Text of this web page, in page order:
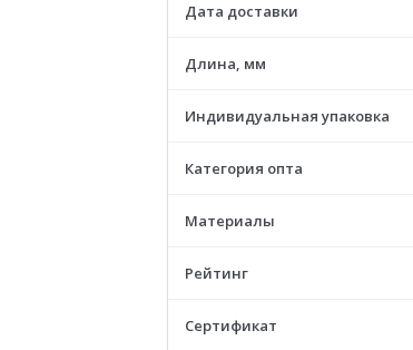
Дата доставки
Длина, мм
Индивидуальная упаковка
Категория опта
Материалы
Рейтинг
Сертификат